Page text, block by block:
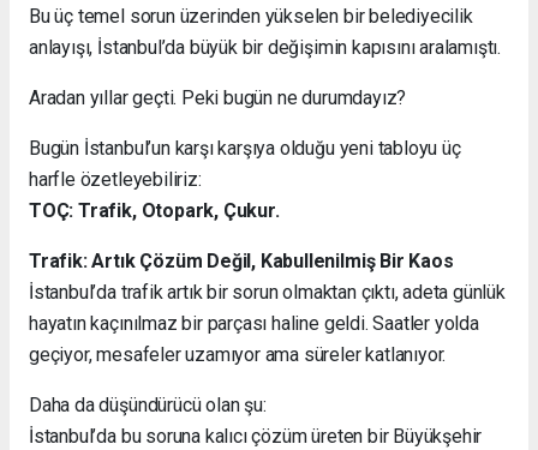
Bu üç temel sorun üzerinden yükselen bir belediyecilik
anlayışı, İstanbul’da büyük bir değişimin kapısını aralamıştı.
Aradan yıllar geçti. Peki bugün ne durumdayız?
Bugün İstanbul’un karşı karşıya olduğu yeni tabloyu üç
harfle özetleyebiliriz:
TOÇ: Trafik, Otopark, Çukur.
Trafik: Artık Çözüm Değil, Kabullenilmiş Bir Kaos
İstanbul’da trafik artık bir sorun olmaktan çıktı, adeta günlük
hayatın kaçınılmaz bir parçası haline geldi. Saatler yolda
geçiyor, mesafeler uzamıyor ama süreler katlanıyor.
Daha da düşündürücü olan şu:
İstanbul’da bu soruna kalıcı çözüm üreten bir Büyükşehir